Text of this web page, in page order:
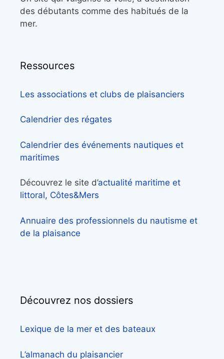
des débutants comme des habitués de la
mer.
Ressources
Les associations et clubs de plaisanciers
Calendrier des régates
Calendrier des événements nautiques et
maritimes
Découvrez le site d’actualité maritime et
littoral, Côtes&Mers
Annuaire des professionnels du nautisme et
de la plaisance
Découvrez nos dossiers
Lexique de la mer et des bateaux
L’almanach du plaisancier